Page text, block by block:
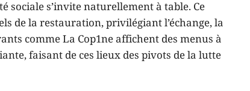
sociale s’invite naturellement à table. Ce
de la restauration, privilégiant l’échange, la
comme La Cop1ne affichent des menus à
faisant de ces lieux des pivots de la lutte